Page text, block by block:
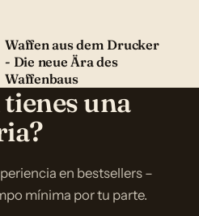
Waffen aus dem Drucker
- Die neue Ära des
Waffenbaus
una
en bestsellers –
mínima por tu parte.